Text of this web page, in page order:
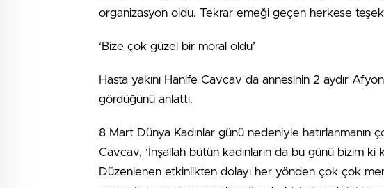
organizasyon oldu. Tekrar emeği geçen herkese
‘Bize çok güzel bir moral oldu’
Hasta yakını Hanife Cavcav da annesinin 2 aydır
gördüğünü anlattı.
8 Mart Dünya Kadınlar günü nedeniyle
Cavcav, ‘İnşallah bütün kadınların da bu günü bizim
Düzenlenen etkinlikten dolayı her yönden çok çok